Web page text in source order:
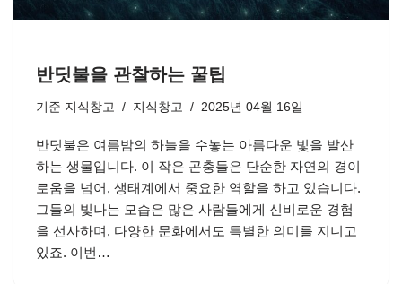
반딧불을 관찰하는 꿀팁
기준 지식창고 지식창고 2025년 04월 16일
반딧불은 여름밤의 하늘을 수놓는 아름다운 빛을 발산
하는 생물입니다. 이 작은 곤충들은 단순한 자연의 경이
로움을 넘어, 생태계에서 중요한 역할을 하고 있습니다.
그들의 빛나는 모습은 많은 사람들에게 신비로운 경험
을 선사하며, 다양한 문화에서도 특별한 의미를 지니고
있죠. 이번…